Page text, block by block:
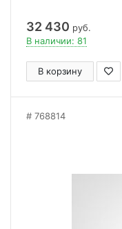
32 430 руб.
В наличии: 81
В корзину
768814